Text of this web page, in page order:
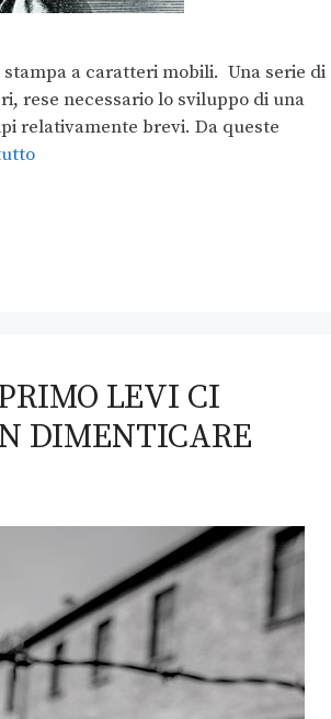
a caratteri mobili. Una serie di
rese necessario lo sviluppo di una
relativamente brevi. Da queste
LEVI CI
DIMENTICARE